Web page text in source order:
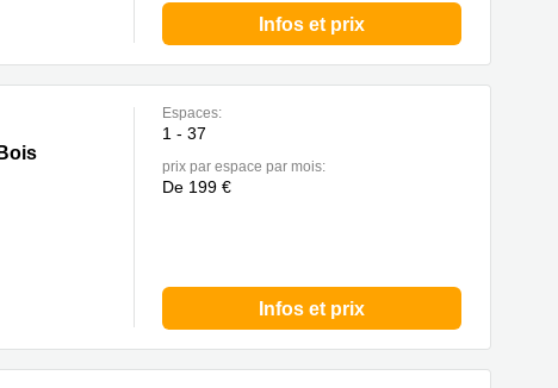
Infos et prix
Fontenay
Espaces:
1 - 37
prix par espace par mois:
De 199 €
Infos et prix